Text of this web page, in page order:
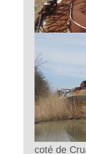
coté de